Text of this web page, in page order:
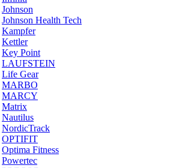
Johnson
Johnson Health Tech
Kampfer
Kettler
Key Point
LAUFSTEIN
Life Gear
MARBO
MARCY
Matrix
Nautilus
NordicTrack
OPTIFIT
Optima Fitness
Powertec